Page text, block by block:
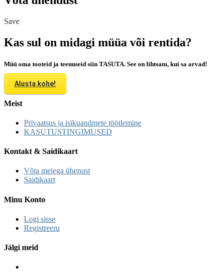
Save
Kas sul on midagi müüa või rentida?
Müü oma tooteid ja teenuseid siin TASUTA. See on lihtsam, kui sa arvad!
Alusta kohe!
Meist
Privaatsus ja isikuandmete töötlemine
KASUTUSTINGIMUSED
Kontakt & Saidikaart
Võta meiega ühenust
Saidikaart
Minu Konto
Logi sisse
Registreeru
Jälgi meid